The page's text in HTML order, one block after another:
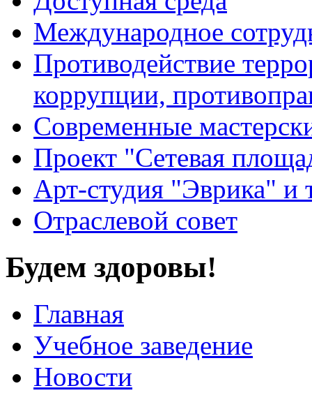
Международное
Противодействие
коррупции,
Современные
Проект "Сетевая
Арт-студия "Эврика" и
Отраслевой совет
Будем здоровы!
Главная
Учебное заведение
Новости